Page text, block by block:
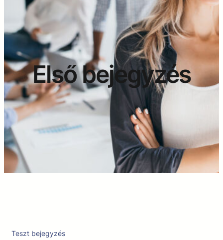
Első bejegyzés
Teszt bejegyzés